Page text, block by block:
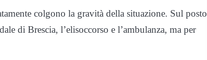
colgono la gravità della situazione. Sul posto
di Brescia, l’elisoccorso e l’ambulanza, ma per